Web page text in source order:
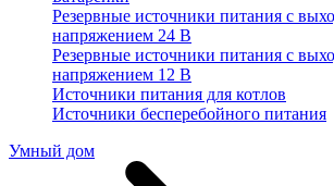
Резервные источники питания с
напряжением 24 В
Резервные источники питания с
напряжением 12 В
Источники питания для котлов
Источники бесперебойного питания
Умный дом